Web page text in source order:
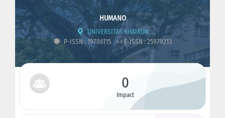
HUMANO
UNIVERSITAS KHAIRUN
P-ISSN : 19786115
E-ISSN : 25979213
0
Impact